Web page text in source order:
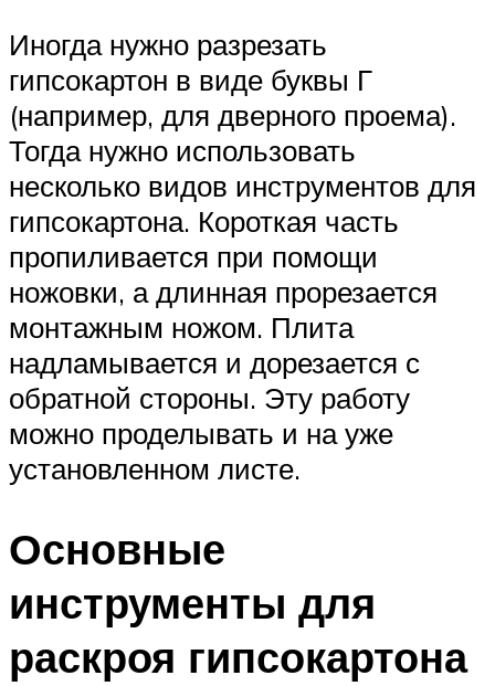
Иногда нужно разрезать
гипсокартон в виде буквы Г
(например, для дверного проема).
Тогда нужно использовать
несколько видов инструментов для
гипсокартона. Короткая часть
пропиливается при помощи
ножовки, а длинная прорезается
монтажным ножом. Плита
надламывается и дорезается с
обратной стороны. Эту работу
можно проделывать и на уже
установленном листе.
Основные
инструменты для
раскроя гипсокартона